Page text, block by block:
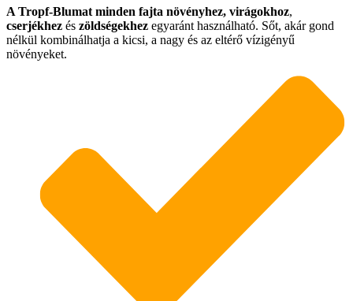
A Tropf-Blumat minden fajta növényhez, virágokhoz,
cserjékhez és zöldségekhez egyaránt használható. Sőt, akár gond
nélkül kombinálhatja a kicsi, a nagy és az eltérő vízigényű
növényeket.